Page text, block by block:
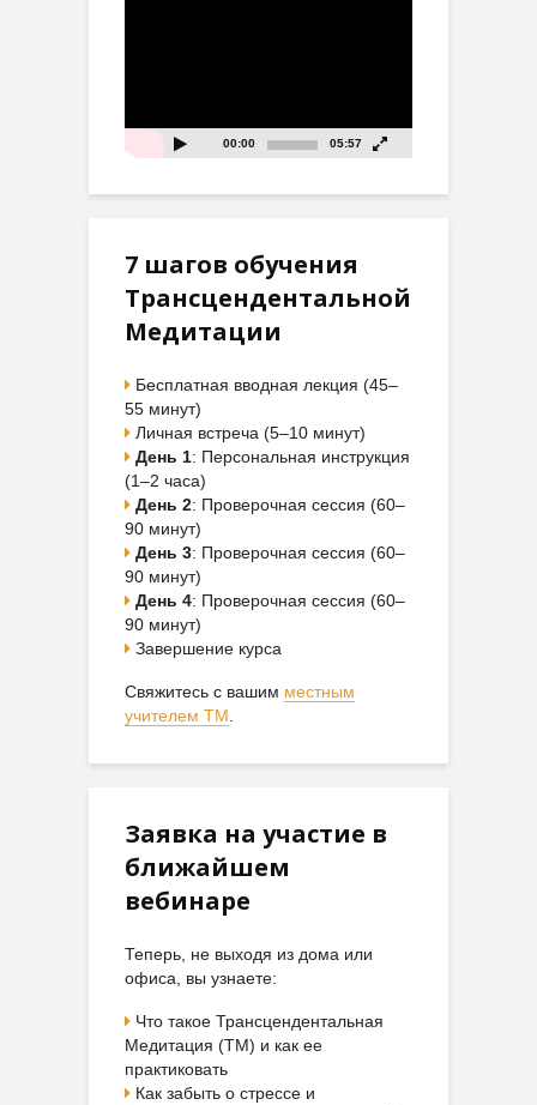
00:00 05:57
7 шагов обучения
Трансцендентальной
Медитации
Бесплатная вводная лекция (45–
55 минут)
Личная встреча (5–10 минут)
День 1: Персональная инструкция
(1–2 часа)
День 2: Проверочная сессия (60–
90 минут)
День 3: Проверочная сессия (60–
90 минут)
День 4: Проверочная сессия (60–
90 минут)
Завершение курса
Свяжитесь с вашим местным
учителем ТМ
Заявка на участие в
ближайшем
вебинаре
Теперь, не выходя из дома или
офиса, вы узнаете:
Что такое Трансцендентальная
Медитация (ТМ) и как ее
практиковать
Как забыть о стрессе и